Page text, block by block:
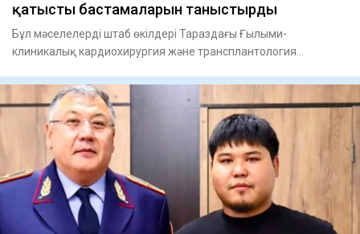
қатысты бастамаларын таныстырды
Бұл мәселелерді штаб өкілдері Тараздағы Ғылыми-
клиникалық кардиохирургия және трансплантология